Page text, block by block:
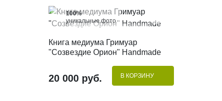
100%
уникальные фото
КУПИТЬ В 1 КЛИК
Книга медиума Гримуар
"Созвездие Орион" Handmade
20 000 руб. В КОРЗИНУ